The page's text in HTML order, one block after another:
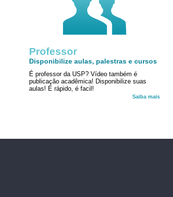
Professor
Disponibilize aulas, palestras e cursos
É professor da USP? Vídeo também é
publicação acadêmica! Disponibilize suas
aulas! É rápido, é facil!
Saiba mais